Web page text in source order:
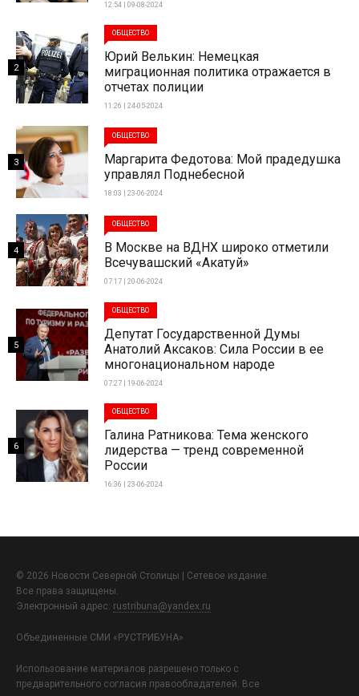
12:54 | 09-08-2024
ОБЩЕСТВО
Юрий Велькин: Немецкая
миграционная политика отражается в
отчетах полиции
11:26 | 24-05-2024
2
ОБЩЕСТВО
Маргарита Федотова: Мой прадедушка
управлял Поднебесной
18:03 | 23-06-2024
3
ОБЩЕСТВО
В Москве на ВДНХ широко отметили
Всечувашский «Акатуй»
07:17 | 20-06-2024
4
ОБЩЕСТВО
Депутат Государственной Думы
Анатолий Аксаков: Сила России в ее
многонациональном народе
07:27 | 19-06-2024
5
ОБЩЕСТВО
Галина Ратникова: Тема женского
лидерства — тренд современной
России
16:36 | 23-06-2024
6
© 2026 Новости Северной Столицы | Сетевое издание.
Все права защищены.
Электронный адрес: rustribuna@yandex.ru
Объединенные СМИ «РУСТРИБУНА»
Использование материалов разрешено только с
предварительного согласия правообладателей. Все